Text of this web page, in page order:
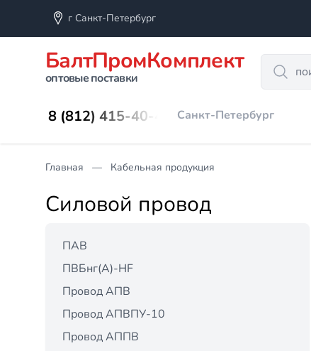
г Санкт-Петербург
БалтПромКомплект
оптовые поставки
Search
8 (812) 415-40-45 Санкт-Петербург
Главная Кабельная продукция
Силовой провод
ПАВ
ПВБнг(А)-HF
Провод АПВ
Провод АПВПУ-10
Провод АППВ